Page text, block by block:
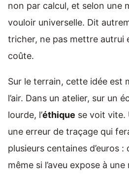
non par calcul, et selon une
vouloir universelle. Dit
tricher, ne pas mettre autrui
coûte.
Sur le terrain, cette idée est
l’air. Dans un atelier, sur un
lourde, l’éthique se voit vite.
une erreur de traçage qui
plusieurs centaines d’euros
même si l’aveu expose à